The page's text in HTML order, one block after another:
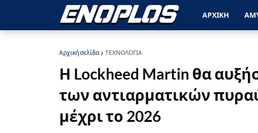
ΑΡΧΙΚΗ
Αρχική σελίδα ΤΕΧΝΟΛΟΓΙΑ
Η Lockheed Martin θα
των αντιαρματικών
μέχρι το 2026